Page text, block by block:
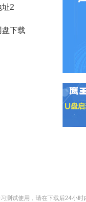
址2
下载
测试使用，请在下载后24小